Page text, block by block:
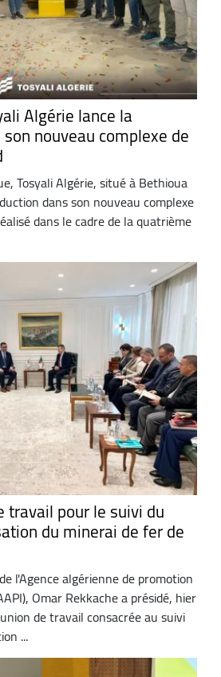
Algérie lance la
nouveau complexe de
Tosyali Algérie, situé à Bethioua
dans son nouveau complexe
dans le cadre de la quatrième
travail pour le suivi du
du minerai de fer de
l'Agence algérienne de promotion
Omar Rekkache a présidé, hier
de travail consacrée au suivi
...